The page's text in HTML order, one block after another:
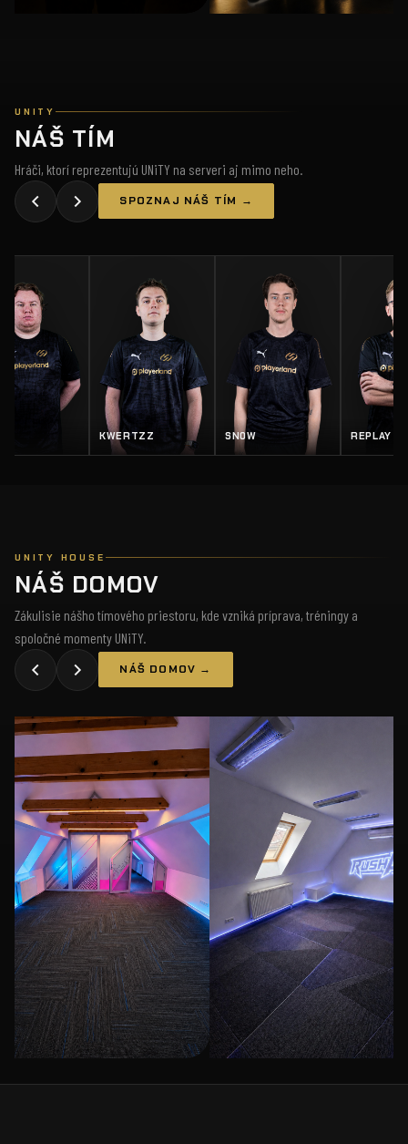
UNITY
NÁŠ TÍM
Hráči, ktorí reprezentujú UNiTY na serveri aj mimo neho.
SPOZNAJ NÁŠ TÍM →
SN0W REPLAY SALTY
UNITY HOUSE
NÁŠ DOMOV
Zákulisie nášho tímového priestoru, kde vzniká príprava, tréningy a
spoločné momenty UNiTY.
NÁŠ DOMOV →